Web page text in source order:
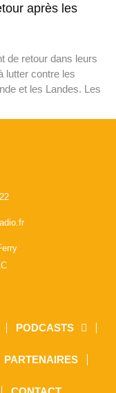
après les
de retour dans leurs
lutter contre les
et les Landes. Les
PODCASTS
PARTENAIRES